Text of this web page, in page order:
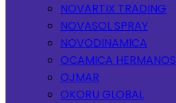
NOVARTIX TRADING
NOVASOL SPRAY
NOVODINAMICA
OCAMICA HERMANOS
OJMAR
OKORU GLOBAL